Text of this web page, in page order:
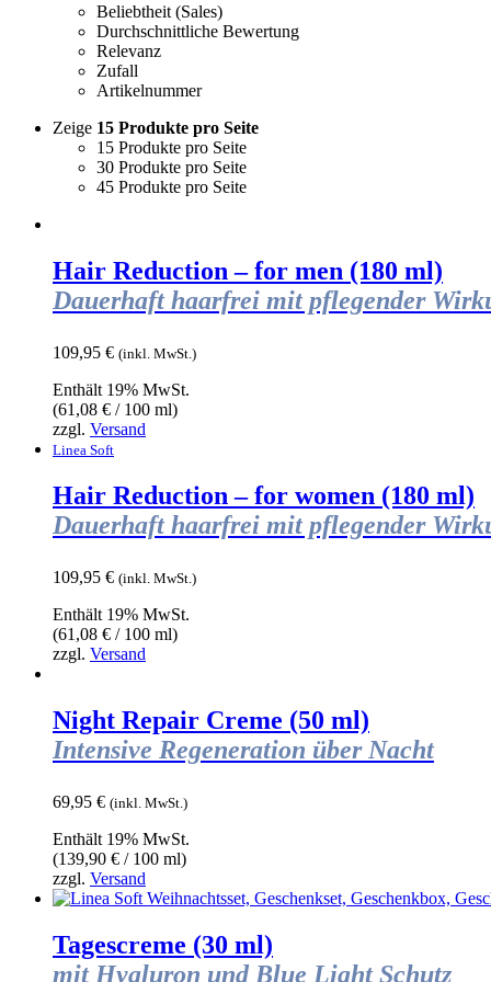
Beliebtheit (Sales)
Durchschnittliche Bewertung
Relevanz
Zufall
Artikelnummer
Zeige 15 Produkte pro Seite
15 Produkte pro Seite
30 Produkte pro Seite
45 Produkte pro Seite
Hair Reduction – for men (180 ml)
Dauerhaft haarfrei mit pflegender
109,95 € (inkl. MwSt.)
Enthält 19% MwSt.
(61,08 € / 100 ml)
zzgl. Versand
Linea Soft
Hair Reduction – for women (180 ml)
Dauerhaft haarfrei mit pflegender
109,95 € (inkl. MwSt.)
Enthält 19% MwSt.
(61,08 € / 100 ml)
zzgl. Versand
Night Repair Creme (50 ml)
Intensive Regeneration über Nacht
69,95 € (inkl. MwSt.)
Enthält 19% MwSt.
(139,90 € / 100 ml)
zzgl. Versand
Tagescreme (30 ml)
mit Hyaluron und Blue Light Schutz